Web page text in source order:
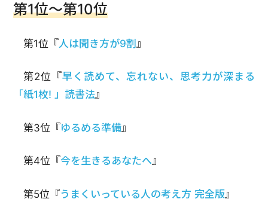
第1位～第10位
第1位『人は聞き方が9割 』
第2位『早く読めて、忘れない、思考力が深まる
「紙1枚! 」読書法』
第3位『ゆるめる準備』
第4位『今を生きるあなたへ』
第5位『うまくいっている人の考え方 完全版』